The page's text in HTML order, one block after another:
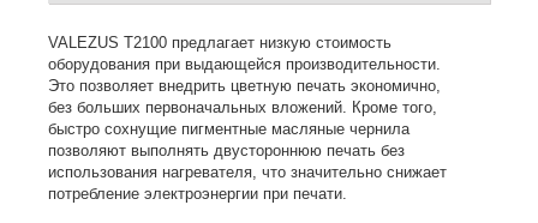
VALEZUS T2100 предлагает низкую стоимость
оборудования при выдающейся производительности.
Это позволяет внедрить цветную печать экономично,
без больших первоначальных вложений. Кроме того,
быстро сохнущие пигментные масляные чернила
позволяют выполнять двустороннюю печать без
использования нагревателя, что значительно снижает
потребление электроэнергии при печати.